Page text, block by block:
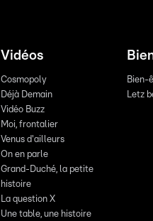
Vidéos
Cosmopoly
Déjà Demain
Vidéo Buzz
Moi, frontalier
Venus d'ailleurs
On en parle
Grand-Duché, la petite
histoire
La question X
Une table, une histoire
Bien-
Letz